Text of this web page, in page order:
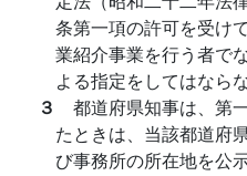
条第一項の許可を受け
業紹介事業を行う者で
よる指定をしてはならな
３ 都道府県知事は、第
たときは、当該都道府
び事務所の所在地を公